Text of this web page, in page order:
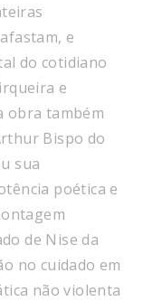
e
do cotidiano
e
obra também
Bispo do
sua
poética e
de Nise da
no cuidado em
não violenta